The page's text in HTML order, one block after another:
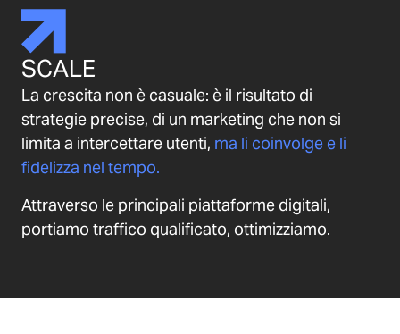
SCALE
La crescita non è casuale: è il risultato di
strategie precise, di un marketing che non si
limita a intercettare utenti, ma li coinvolge e li
fidelizza nel tempo.
Attraverso le principali piattaforme digitali,
portiamo traffico qualificato, ottimizziamo.